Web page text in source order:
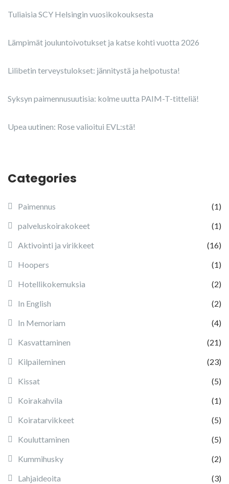
Tuliaisia SCY Helsingin vuosikokouksesta
Lämpimät jouluntoivotukset ja katse kohti vuotta 2026
Lilibetin terveystulokset: jännitystä ja helpotusta!
Syksyn paimennusuutisia: kolme uutta PAIM-T-titteliä!
Upea uutinen: Rose valioitui EVL:stä!
Categories
Paimennus
(1)
palveluskoirakokeet
(1)
Aktivointi ja virikkeet
(16)
Hoopers
(1)
Hotellikokemuksia
(2)
In English
(2)
In Memoriam
(4)
Kasvattaminen
(21)
Kilpaileminen
(23)
Kissat
(5)
Koirakahvila
(1)
Koiratarvikkeet
(5)
Kouluttaminen
(5)
Kummihusky
(2)
Lahjaideoita
(3)